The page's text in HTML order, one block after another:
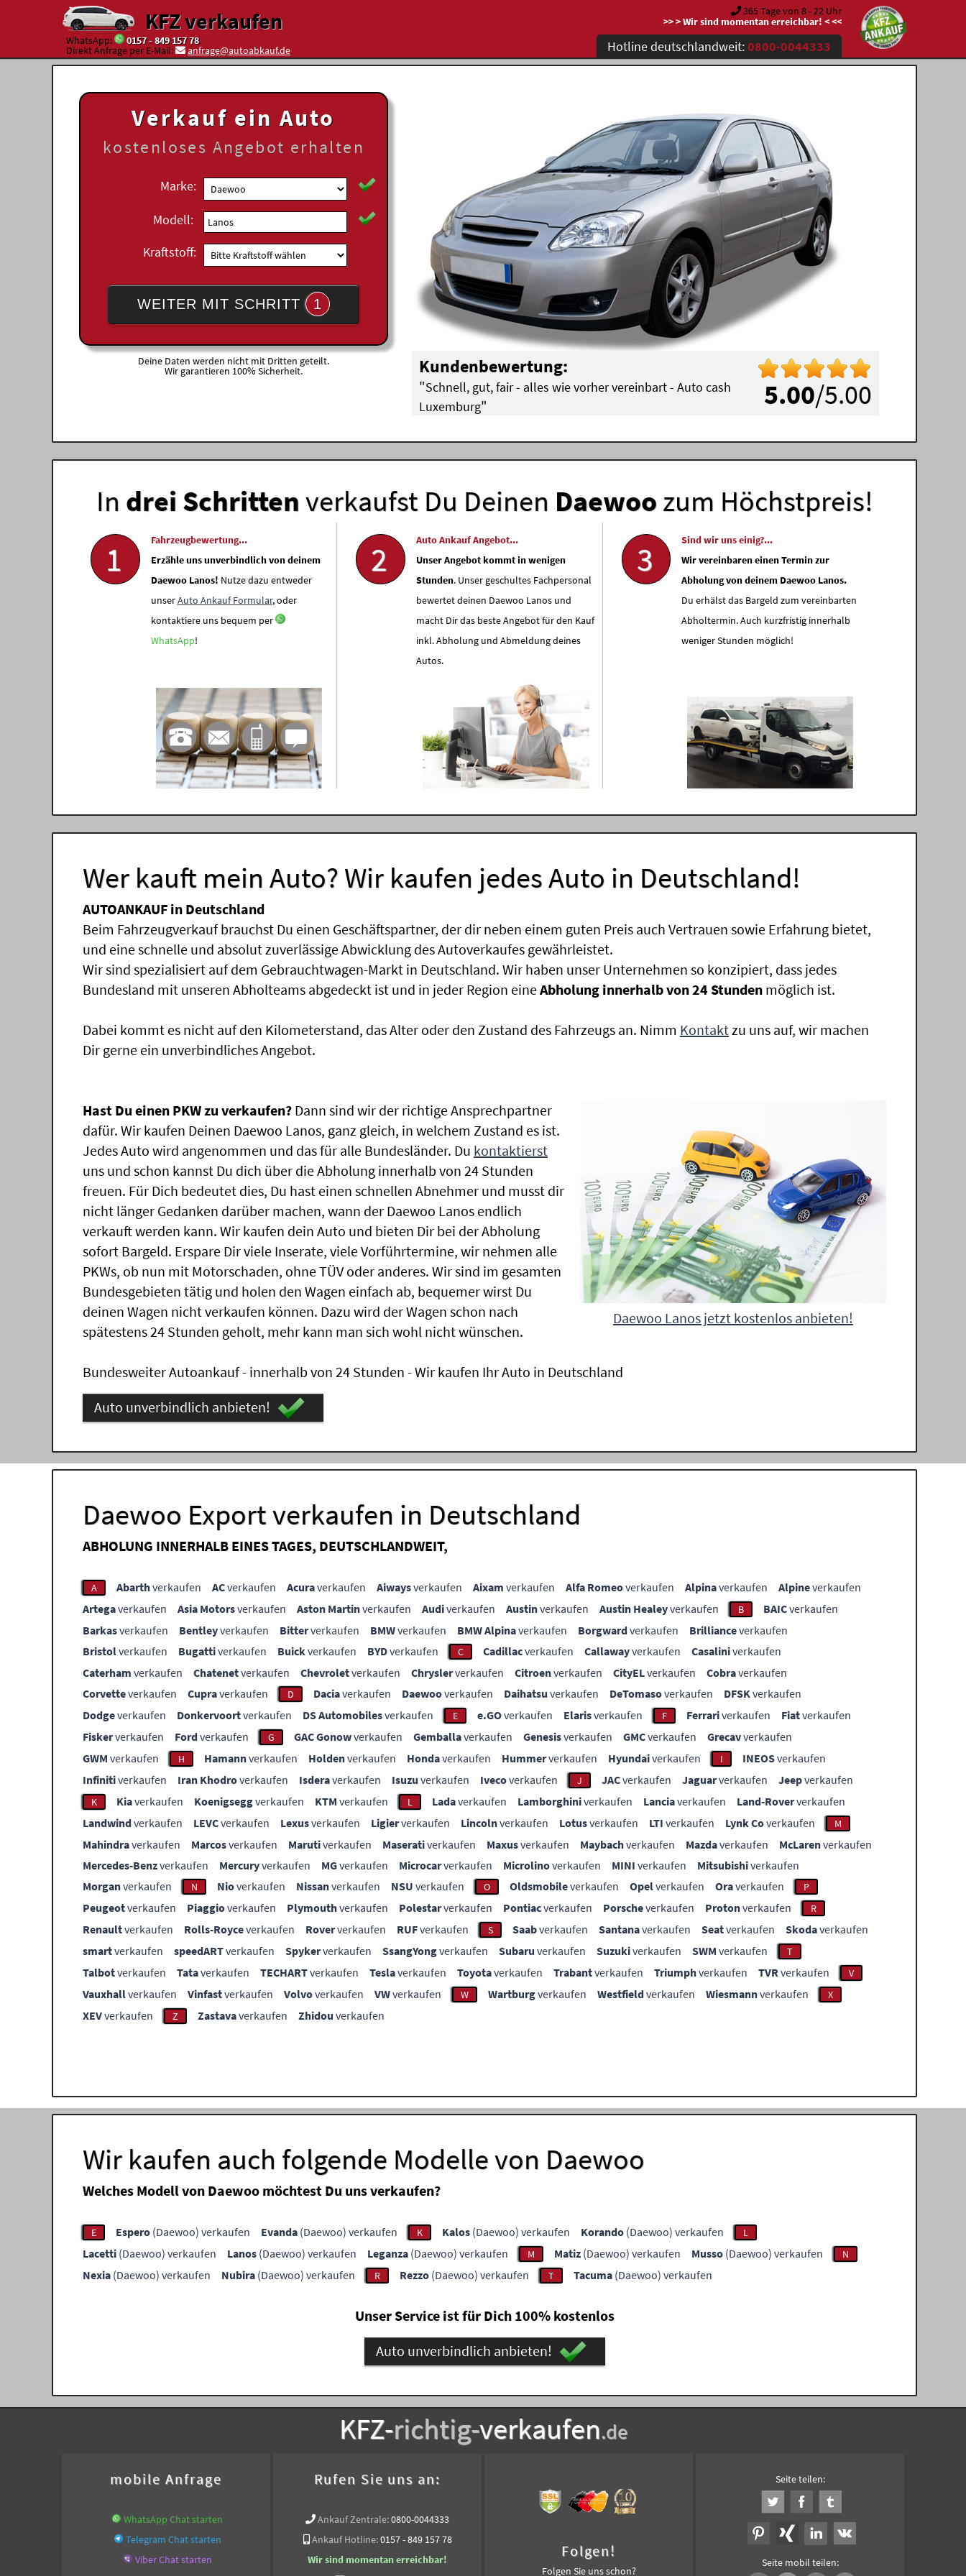
KFZ verkaufen
WhatsApp: 0157 - 849 157 78
Direkt Anfrage per E-Mail: anfrage@autoabkauf.de
365 Tage von 8 - 22 Uhr
>> > Wir sind momentan erreichbar! < <<
Hotline deutschlandweit:0800-0044333
Verkauf ein Auto
kostenloses Angebot erhalten
Marke:
Modell:
Kraftstoff:
WEITER MIT SCHRITT 1
Deine Daten werden nicht mit Dritten geteilt.
Wir garantieren 100% Sicherheit.
5.00/5.00
Kundenbewertung:
"Schnell, gut, fair - alles wie vorher vereinbart - Auto cash
Luxemburg"
In drei Schrittenverkaufst Du Deinen Daewoozum Höchstpreis!
1
Fahrzeugbewertung...
Erzähle uns unverbindlich von deinem
Daewoo Lanos! Nutze dazu entweder
unserAuto Ankauf Formular, oder
kontaktiere uns bequem per
WhatsApp!
2
Auto Ankauf Angebot...
Unser Angebot kommt in wenigen
Stunden. Unser geschultes Fachpersonal
bewertet deinen Daewoo Lanos und
macht Dir das beste Angebot für den Kauf
inkl. Abholung und Abmeldung deines
Autos.
3
Sind wir uns einig?...
Wir vereinbaren einen Termin zur
Abholung von deinem Daewoo Lanos.
Du erhälst das Bargeld zum vereinbarten
Abholtermin. Auch kurzfristig innerhalb
weniger Stunden möglich!
Wer kauft mein Auto? Wir kaufen jedes Auto in Deutschland!
AUTOANKAUF in Deutschland
Beim Fahrzeugverkauf brauchst Du einen Geschäftspartner, der dir neben einem guten Preis auch Vertrauen sowie Erfahrung bietet,
und eine schnelle und absolut zuverlässige Abwicklung des Autoverkaufes gewährleistet.
Wir sind spezialisiert auf dem Gebrauchtwagen-Markt in Deutschland. Wir haben unser Unternehmen so konzipiert, dass jedes
Bundesland mit unseren Abholteams abgedeckt ist und in jeder Region eineAbholung innerhalb von 24 Stunden möglich ist.
Dabei kommt es nicht auf den Kilometerstand, das Alter oder den Zustand des Fahrzeugs an. Nimm Kontaktzu uns auf, wir machen
Dir gerne ein unverbindliches Angebot.
Daewoo Lanos jetzt kostenlos anbieten!
Hast Du einen PKW zu verkaufen? Dann sind wir der richtige Ansprechpartner
dafür. Wir kaufen Deinen Daewoo Lanos, ganz gleich, in welchem Zustand es ist.
Jedes Auto wird angenommen und das für alle Bundesländer. Du kontaktierst
uns und schon kannst Du dich über die Abholung innerhalb von 24 Stunden
freuen. Für Dich bedeutet dies, Du hast einen schnellen Abnehmer und musst dir
nicht länger Gedanken darüber machen, wann der Daewoo Lanos endlich
verkauft werden kann. Wir kaufen dein Auto und bieten Dir bei der Abholung
sofort Bargeld. Erspare Dir viele Inserate, viele Vorführtermine, wir nehmen alle
PKWs, ob nun mit Motorschaden, ohne TÜV oder anderes. Wir sind im gesamten
Bundesgebieten tätig und holen den Wagen einfach ab, bequemer wirst Du
deinen Wagen nicht verkaufen können. Dazu wird der Wagen schon nach
spätestens 24 Stunden geholt, mehr kann man sich wohl nicht wünschen.
Bundesweiter Autoankauf - innerhalb von 24 Stunden - Wir kaufen Ihr Auto in Deutschland
Auto unverbindlich anbieten!
Daewoo Export verkaufen in Deutschland
ABHOLUNG INNERHALB EINES TAGES, DEUTSCHLANDWEIT,
A Abarthverkaufen ACverkaufen Acuraverkaufen Aiwaysverkaufen Aixam verkaufen Alfa Romeoverkaufen Alpinaverkaufen Alpineverkaufen
Artegaverkaufen Asia Motorsverkaufen Aston Martinverkaufen Audiverkaufen Austinverkaufen Austin Healeyverkaufen B BAICverkaufen
Barkasverkaufen Bentleyverkaufen Bitterverkaufen BMWverkaufen BMW Alpinaverkaufen Borgwardverkaufen Brillianceverkaufen
Bristolverkaufen Bugattiverkaufen Buickverkaufen BYDverkaufen C Cadillacverkaufen Callawayverkaufen Casaliniverkaufen
Caterham verkaufen Chatenetverkaufen Chevroletverkaufen Chryslerverkaufen Citroenverkaufen CityELverkaufen Cobraverkaufen
Corvetteverkaufen Cupraverkaufen D Daciaverkaufen Daewooverkaufen Daihatsu verkaufen DeTomasoverkaufen DFSKverkaufen
Dodgeverkaufen Donkervoortverkaufen DS Automobilesverkaufen E e.GOverkaufen Elarisverkaufen F Ferrariverkaufen Fiatverkaufen
Fiskerverkaufen Fordverkaufen G GAC Gonowverkaufen Gemballaverkaufen Genesisverkaufen GMCverkaufen Grecavverkaufen
GWM verkaufen H Hamannverkaufen Holdenverkaufen Hondaverkaufen Hummerverkaufen Hyundaiverkaufen I INEOSverkaufen
Infinitiverkaufen Iran Khodroverkaufen Isderaverkaufen Isuzu verkaufen Ivecoverkaufen J JACverkaufen Jaguarverkaufen Jeepverkaufen
K Kiaverkaufen Koenigseggverkaufen KTM verkaufen L Ladaverkaufen Lamborghiniverkaufen Lanciaverkaufen Land-Roververkaufen
Landwindverkaufen LEVCverkaufen Lexusverkaufen Ligierverkaufen Lincolnverkaufen Lotusverkaufen LTI verkaufen Lynk Coverkaufen M
Mahindraverkaufen Marcosverkaufen Marutiverkaufen Maserativerkaufen Maxusverkaufen Maybachverkaufen Mazdaverkaufen McLarenverkaufen
Mercedes-Benzverkaufen Mercuryverkaufen MGverkaufen Microcarverkaufen Microlinoverkaufen MINI verkaufen Mitsubishiverkaufen
Morganverkaufen N Nioverkaufen Nissanverkaufen NSU verkaufen O Oldsmobileverkaufen Opelverkaufen Oraverkaufen P
Peugeotverkaufen Piaggioverkaufen Plymouthverkaufen Polestarverkaufen Pontiacverkaufen Porscheverkaufen Protonverkaufen R
Renaultverkaufen Rolls-Royceverkaufen Roververkaufen RUFverkaufen S Saabverkaufen Santanaverkaufen Seatverkaufen Skodaverkaufen
smartverkaufen speedARTverkaufen Spykerverkaufen SsangYongverkaufen Subaru verkaufen Suzukiverkaufen SWM verkaufen T
Talbotverkaufen Tataverkaufen TECHARTverkaufen Teslaverkaufen Toyotaverkaufen Trabantverkaufen Triumphverkaufen TVRverkaufen V
Vauxhallverkaufen Vinfastverkaufen Volvoverkaufen VWverkaufen W Wartburgverkaufen Westfieldverkaufen Wiesmannverkaufen X
XEVverkaufen Z Zastavaverkaufen Zhidou verkaufen
Wir kaufen auch folgende Modelle von Daewoo
Welches Modell von Daewoo möchtest Du uns verkaufen?
E Espero (Daewoo) verkaufen Evanda (Daewoo) verkaufen K Kalos (Daewoo) verkaufen Korando (Daewoo) verkaufen L
Lacetti (Daewoo) verkaufen Lanos (Daewoo) verkaufen Leganza (Daewoo) verkaufen M Matiz (Daewoo) verkaufen Musso (Daewoo) verkaufen N
Nexia (Daewoo) verkaufen Nubira (Daewoo) verkaufen R Rezzo (Daewoo) verkaufen T Tacuma (Daewoo) verkaufen
Unser Service ist für Dich 100% kostenlos
Auto unverbindlich anbieten!
KFZ-richtig-verkaufen.de
mobile Anfrage
WhatsApp Chat starten
Telegram Chat starten
Viber Chat starten
Rufen Sie uns an:
Ankauf Zentrale:0800-0044333
Ankauf Hotline:0157 - 849 157 78
Wir sind momentan erreichbar!
Folgen!
Folgen Sie uns schon?
Seite teilen:
Seite mobil teilen: